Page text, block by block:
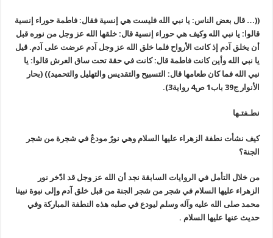
((… قال بعض الناس: يا نبي الله فليست هي إنسية فقال: فاطمة حوراء إنسية
قالوا: يا نبي الله وكيف هي حوراء إنسية قال: خلقها الله عز وجل من نوره قبل
أن يخلق آدم إذ كانت الأرواح فلما خلق الله عز وجل آدم عرضت على آدم. قيل
يا نبي الله وأين كانت فاطمة قال: كانت في حقة تحت ساق العرش قالوا: يا
نبي الله فما كان طعامها قال: التسبيح والتقديس والتهليل والتحميد)) (بحار
الأنوار ج39 باب1 ص4 رواية3).
نطـفتـها
كيف نشأت نطفة الزهراء عليها السلام وهي نورٌ مودعٌ في شجرة من شجر
الجنة؟
من خلال التأمل في الروايات السابقة نجد أن الله عز وجل قد ادّخر نور
الزهراء عليها السلام في شجر من شجر الجنة من قبل خلق آدم وإلى نبوة نبينا
محمد صلى الله عليه وآله وسلم ليودع في صلبه هذه النطفة المباركة وفي
حديث عنها عليها السلام .